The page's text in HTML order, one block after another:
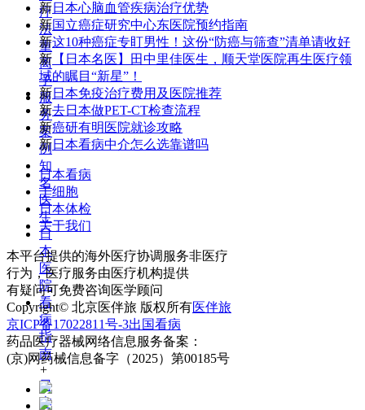
疗
法
重
离
子
服
务
案
例
知
名
医
生
日
本
医
院
看
病
指
南
+
日
本
新日本心脑血管疾病治疗优势
新国立癌症研究中心东医院预约指南
新这10种癌症专盯男性！这份“防癌与筛查”清单请收好
新 【日本名医】田中里佳医生，顺天堂医院再生医疗领
域的瞩目“新星”！
新日本免疫治疗费用及医院推荐
新去日本做PET-CT检查流程
新癌研有明医院就诊攻略
新日本看病中介怎么选靠谱吗
日本看病
干细胞
日本体检
关于我们
本平台提供的海外医疗协调服务非医疗
行为，医疗服务由医疗机构提供
有疑问可免费咨询医学顾问
Copyright© 北京医伴旅 版权所有医伴旅
京ICP备17022811号-3出国看病
药品医疗器械网络信息服务备案：
(京)网药械信息备字（2025）第00185号